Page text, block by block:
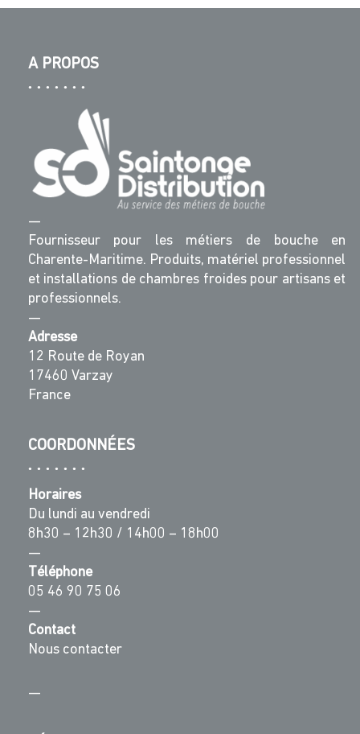
A PROPOS
—
Fournisseur pour les métiers de bouche en
Charente-Maritime. Produits, matériel professionnel
et installations de chambres froides pour artisans et
professionnels.
—
Adresse
12 Route de Royan
17460 Varzay
France
COORDONNÉES
Horaires
Du lundi au vendredi
8h30 – 12h30 / 14h00 – 18h00
—
Téléphone
05 46 90 75 06
—
Contact
Nous contacter
—